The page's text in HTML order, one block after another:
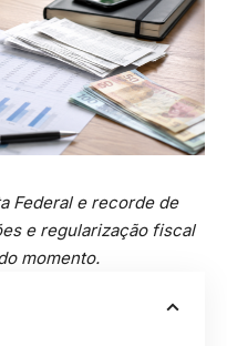
Federal e recorde de
e regularização fiscal
momento.